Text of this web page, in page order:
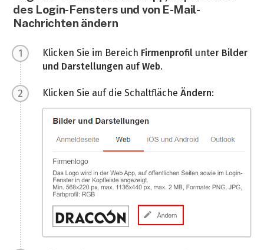
des Login-Fensters und von E-Mail-
Nachrichten ändern
Klicken Sie im Bereich Firmenprofil unter Bilder
und Darstellungen aufWeb.
Klicken Sie auf die SchaltflächeÄndern: